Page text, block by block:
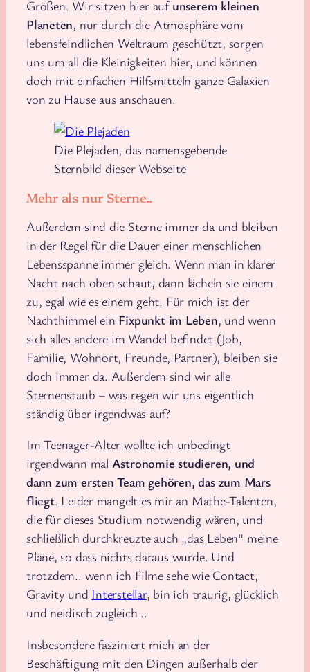
Größen. Wir sitzen hier aufunserem kleinen
Planeten, nur durch die Atmosphäre vom
lebensfeindlichen Weltraum geschützt, sorgen
uns um all die Kleinigkeiten hier, und können
doch mit einfachen Hilfsmitteln ganze Galaxien
von zu Hause aus anschauen.
Die Plejaden, das namensgebende
Sternbild dieser Webseite
Mehr als nur Sterne..
Außerdem sind die Sterne immer da und bleiben
in der Regel für die Dauer einer menschlichen
Lebensspanne immer gleich. Wenn man in klarer
Nacht nach oben schaut, dann lächeln sie einem
zu, egal wie es einem geht. Für mich ist der
Nachthimmel ein Fixpunkt im Leben, und wenn
sich alles andere im Wandel befindet (Job,
Familie, Wohnort, Freunde, Partner), bleiben sie
doch immer da. Außerdem sind wir alle
Sternenstaub – was regen wir uns eigentlich
ständig über irgendwas auf?
Im Teenager-Alter wollte ich unbedingt
irgendwann mal Astronomie studieren, und
dann zum ersten Team gehören, das zum Mars
fliegt. Leider mangelt es mir an Mathe-Talenten,
die für dieses Studium notwendig wären, und
schließlich durchkreuzte auch „das Leben“ meine
Pläne, so dass nichts daraus wurde. Und
trotzdem.. wenn ich Filme sehe wie Contact,
Gravity und Interstellar, bin ich traurig, glücklich
und neidisch zugleich ..
Insbesondere fasziniert mich an der
Beschäftigung mit den Dingen außerhalb der